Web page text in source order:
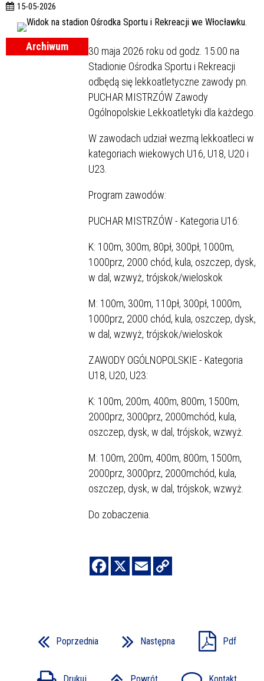
15-05-2026
Archiwum
30 maja 2026 roku od godz. 15:00 na
Stadionie Ośrodka Sportu i Rekreacji
odbędą się lekkoatletyczne zawody pn.
PUCHAR MISTRZÓW Zawody
Ogólnopolskie Lekkoatletyki dla każdego.
W zawodach udział wezmą lekkoatleci w
kategoriach wiekowych U16, U18, U20 i
U23.
Program zawodów:
PUCHAR MISTRZÓW - Kategoria U16:
K: 100m, 300m, 80pł, 300pł, 1000m,
1000prz, 2000 chód, kula, oszczep, dysk,
w dal, wzwyż, trójskok/wieloskok
M: 100m, 300m, 110pł, 300pł, 1000m,
1000prz, 2000 chód, kula, oszczep, dysk,
w dal, wzwyż, trójskok/wieloskok
ZAWODY OGÓLNOPOLSKIE - Kategoria
U18, U20, U23:
K: 100m, 200m, 400m, 800m, 1500m,
2000prz, 3000prz, 2000mchód, kula,
oszczep, dysk, w dal, trójskok, wzwyż.
M: 100m, 200m, 400m, 800m, 1500m,
2000prz, 3000prz, 2000mchód, kula,
oszczep, dysk, w dal, trójskok, wzwyż.
Do zobaczenia.
Poprzednia Następna Pdf